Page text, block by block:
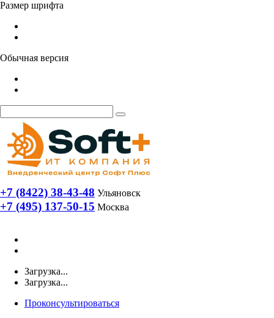
Размер шрифта
Обычная версия
+7 (8422) 38-43-48 Ульяновск
+7 (495) 137-50-15 Москва
Загрузка...
Загрузка...
Проконсультироваться